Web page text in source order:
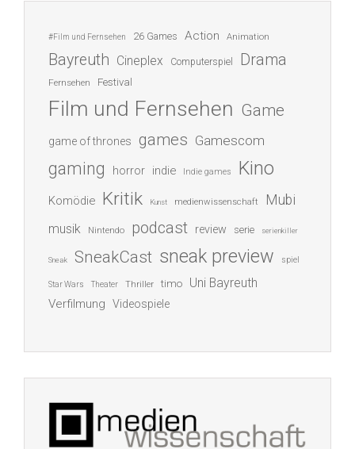
#Film und Fernsehen 26 Games Action Animation
Bayreuth Cineplex Computerspiel Drama
Fernsehen Festival
Film und Fernsehen Game
game of thrones games Gamescom
gaming horror indie Indie games Kino
Komödie Kritik Kunst medienwissenschaft Mubi
musik Nintendo podcast review serie serienkiller
Sneak SneakCast sneak preview spiel
Star Wars Theater Thriller timo Uni Bayreuth
Verfilmung Videospiele